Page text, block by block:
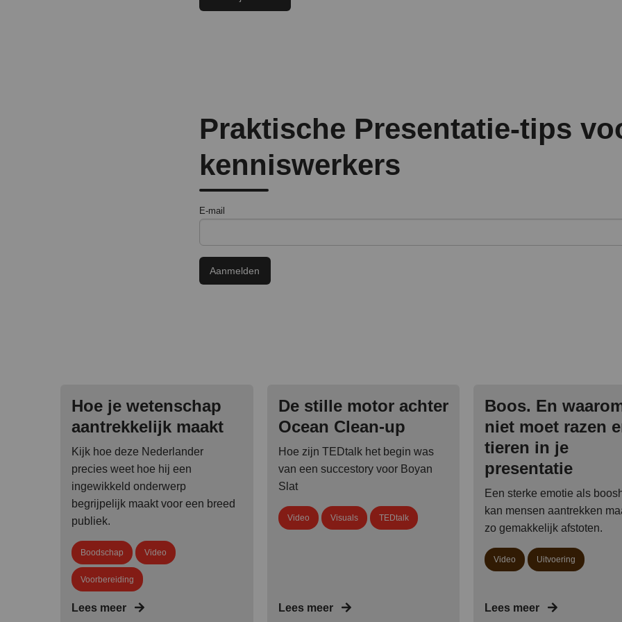
Praktische Presentatie-tips
kenniswerkers
E-mail
Hoe je wetenschap
aantrekkelijk maakt
Kijk hoe deze Nederlander
precies weet hoe hij een
ingewikkeld onderwerp
begrijpelijk maakt voor een breed
publiek.
Boodschap Video
Voorbereiding
Lees meer
De stille motor achter
Ocean Clean-up
Hoe zijn TEDtalk het begin was
van een succestory voor Boyan
Slat
Video Visuals TEDtalk
Lees meer
Boos. En
niet moet razen
tieren in je
presentatie
Een sterke emotie als
kan mensen aantrekken
zo gemakkelijk afstoten.
Video Uitvoering
Lees meer